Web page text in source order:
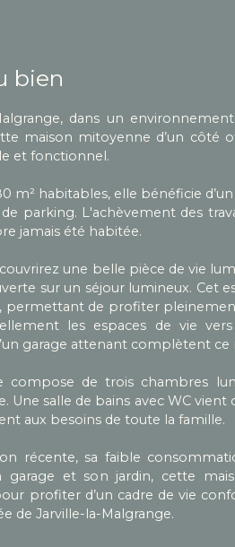
bien
dans un
maison mitoyenne d’un côté
et fonctionnel.
m² habitables, elle bénéficie d’un
parking. L'achèvement des
jamais été habitée.
une belle pièce de vie
sur un séjour lumineux. Cet
permettant de profiter
les espaces de vie vers
garage attenant complètent ce
compose de trois chambres
Une salle de bains avec WC
aux besoins de toute la famille.
récente, sa faible
garage et son jardin, cette
profiter d’un cadre de vie
de Jarville-la-Malgrange.